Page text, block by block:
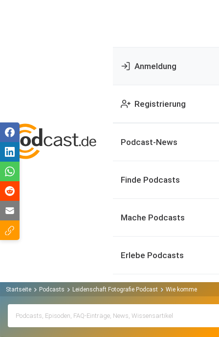
Anmeldung
Registrierung
Podcast-News
Finde Podcasts
Mache Podcasts
Erlebe Podcasts
Startseite Podcasts Leidenschaft Fotografie Podcast Wie komme ich an